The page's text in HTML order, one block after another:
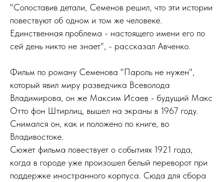
"Сопоставив детали, Семенов решил, что эти истории
повествуют об одном и том же человеке.
Единственная проблема - настоящего имени его по
сей день никто не знает", - рассказал Авченко.
Фильм по роману Семенова "Пароль не нужен",
который явил миру разведчика Всеволода
Владимирова, он же Максим Исаев - будущий Макс
Отто фон Штирлиц, вышел на экраны в 1967 году.
Снимался он, как и положено по книге, во
Владивостоке.
Сюжет фильма повествует о событиях 1921 года,
когда в городе уже произошел белый переворот при
поддержке иностранного корпуса. Сюда для сбора